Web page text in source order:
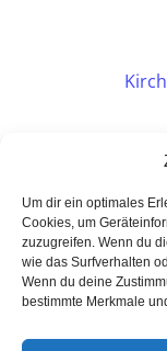
Um dir ein optimales
Cookies, um
zuzugreifen. Wenn du
wie das Surfverhalten
Wenn du deine
bestimmte Merkmale